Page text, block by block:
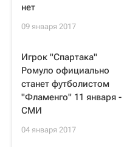
нет
09 января 2017
Игрок "Спартака"
Ромуло официально
станет футболистом
"Фламенго" 11 января -
СМИ
04 января 2017